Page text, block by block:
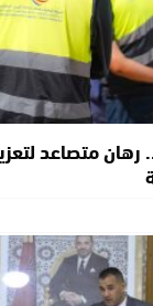
رهان متصاعد